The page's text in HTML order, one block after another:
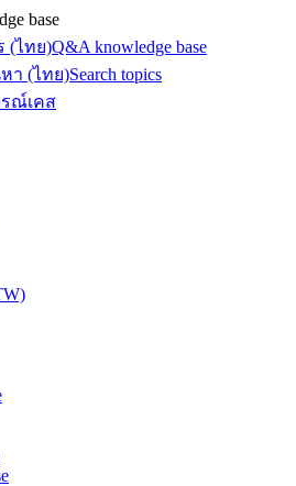
base
(ไทย)Q&A knowledge base
า (ไทย)Search topics
ณ์เคส